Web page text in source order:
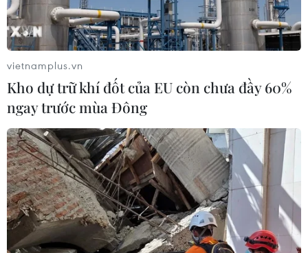
Novak Djokovic đã mất ngôi số 1 thế giới vào tay Daniil
Medvedev sau khi thua sốc đối thủ hạng 123 thế giới Jiri
Vesely ở tứ kết ATP Dubai Championships.
vietnamplus.vn
Kho dự trữ khí đốt của EU còn chưa đầy 60%
ngay trước mùa Đông